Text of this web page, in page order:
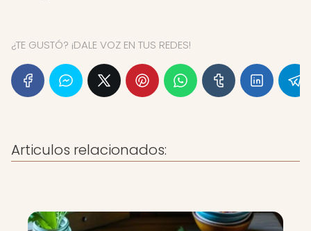
¿TE GUSTÓ? ¡DALE VOZ EN TUS REDES!
Articulos relacionados: